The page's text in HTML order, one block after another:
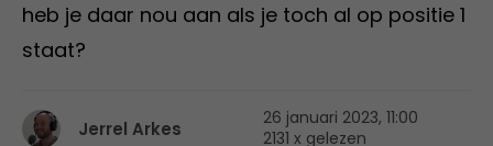
heb je daar nou aan als je toch al op positie 1
staat?
Jerrel Arkes
26 januari 2023, 11:00
2131 x gelezen